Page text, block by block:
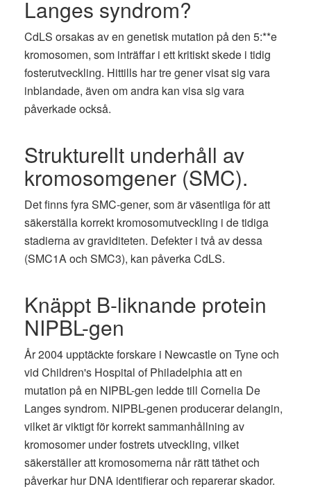
Langes syndrom?
CdLS orsakas av en genetisk mutation på den 5:**e
kromosomen, som inträffar i ett kritiskt skede i tidig
fosterutveckling. Hittills har tre gener visat sig vara
inblandade, även om andra kan visa sig vara
påverkade också.
Strukturellt underhåll av
kromosomgener (SMC).
Det finns fyra SMC-gener, som är väsentliga för att
säkerställa korrekt kromosomutveckling i de tidiga
stadierna av graviditeten. Defekter i två av dessa
(SMC1A och SMC3), kan påverka CdLS.
Knäppt B-liknande protein
NIPBL-gen
År 2004 upptäckte forskare i Newcastle on Tyne och
vid Children's Hospital of Philadelphia att en
mutation på en NIPBL-gen ledde till Cornelia De
Langes syndrom. NIPBL-genen producerar delangin,
vilket är viktigt för korrekt sammanhållning av
kromosomer under fostrets utveckling, vilket
säkerställer att kromosomerna når rätt täthet och
påverkar hur DNA identifierar och reparerar skador.